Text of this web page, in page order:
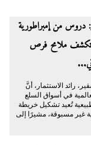
دروس من إمبراطورية
تكشف ملامح فرص
رائد الاستثمار، أنَّ
في أسواق السلع
تُعيد تشكيل خريطة
غير مسبوقة، مشيرًا إلى